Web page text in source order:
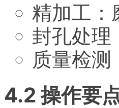
精加工：
封孔处理
质量检
4.2 操作要